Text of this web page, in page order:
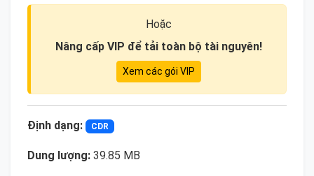
Hoặc
Nâng cấp VIP để tải toàn bộ tài nguyên!
Xem các gói VIP
Định dạng: CDR
Dung lượng: 39.85 MB